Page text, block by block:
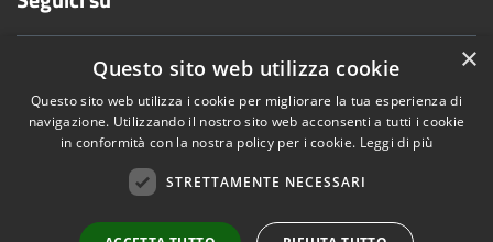
Accessibilità
Municipium•Accesso redazione
×
Questo sito web utilizza cookie
Questo sito web utilizza i cookie per migliorare la tua esperienza di
navigazione. Utilizzando il nostro sito web acconsenti a tutti i cookie
in conformità con la nostra policy per i cookie. Leggi di più
STRETTAMENTE NECESSARI